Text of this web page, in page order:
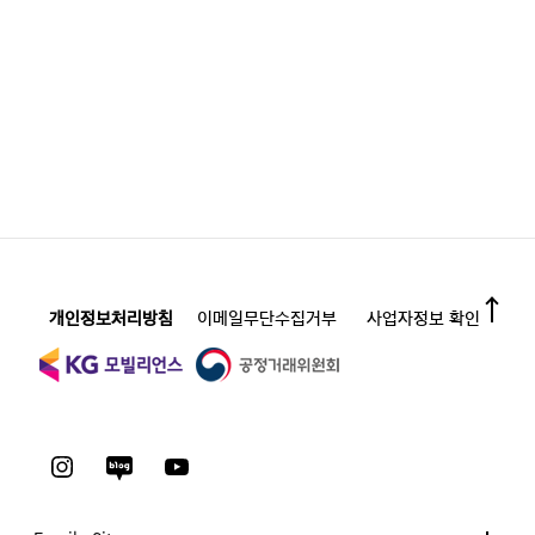
개인정보처리방침 이메일무단수집거부 사업자정보 확인